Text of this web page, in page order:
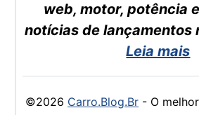
web, motor, potência
notícias de lançamentos
Leia mais
©2026 Carro.Blog.Br- O